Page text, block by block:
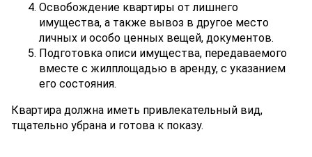
Освобождение квартиры от лишнего
имущества, а также вывоз в другое место
личных и особо ценных вещей, документов.
Подготовка описи имущества, передаваемого
вместе с жилплощадью в аренду, с указанием
его состояния.
Квартира должна иметь привлекательный вид,
тщательно убрана и готова к показу.